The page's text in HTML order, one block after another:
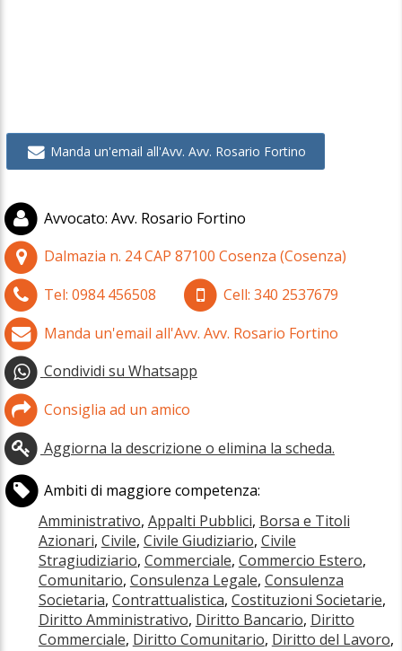
Manda un'email all'Avv. Avv. Rosario Fortino
Avvocato: Avv. Rosario Fortino
Dalmazia n. 24CAP 87100 Cosenza (Cosenza)
Tel: 0984 456508 Cell: 340 2537679
Manda un'email all'Avv. Avv. Rosario Fortino
Condividi su Whatsapp
Consiglia ad un amico
Aggiorna la descrizione o elimina la scheda.
Ambiti di maggiore competenza:
Amministrativo, Appalti Pubblici, Borsa e Titoli
Azionari, Civile, Civile Giudiziario, Civile
Stragiudiziario, Commerciale, Commercio Estero,
Comunitario, Consulenza Legale, Consulenza
Societaria, Contrattualistica, Costituzioni Societarie,
Diritto Amministrativo, Diritto Bancario, Diritto
Commerciale, Diritto Comunitario, Diritto del Lavoro,